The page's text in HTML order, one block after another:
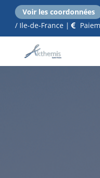
Passer
contenu
Voir les coordonnées
/ Ile-de-France |